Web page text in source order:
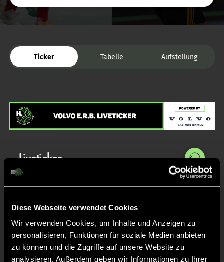
Diese Webseite verwendet Cookies
Wir verwenden Cookies, um Inhalte und Anzeigen zu
personalisieren, Funktionen für soziale Medien anbieten
zu können und die Zugriffe auf unsere Website zu
analysieren. Außerdem geben wir Informationen zu Ihrer
Ticker Tabelle Aufstellung
Liveticker
20'
Abpfiff
12' TOR 2:0, FELDTOR